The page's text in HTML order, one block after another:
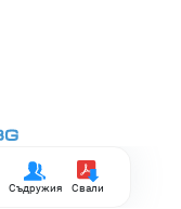
Съдружия Свали